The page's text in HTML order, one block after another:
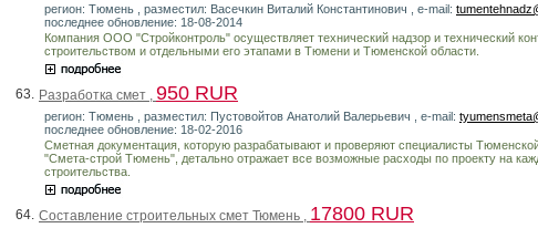
регион: Тюмень , разместил: Васечкин Виталий Константинович , e-mail:
последнее обновление: 18-08-2014
Компания ООО "Стройконтроль" осуществляет технический надзор и технический
строительством и отдельными его этапами в Тюмени и Тюменской области.
63. Разработка смет , 950 RUR
регион: Тюмень , разместил: Пустовойтов Анатолий Валерьевич , e-mail:
последнее обновление: 18-02-2016
Сметная документация, которую разрабатывают и проверяют специалисты
"Смета-строй Тюмень", детально отражает все возможные расходы по проекту на
строительства.
64. Составление строительных смет Тюмень , 17800 RUR